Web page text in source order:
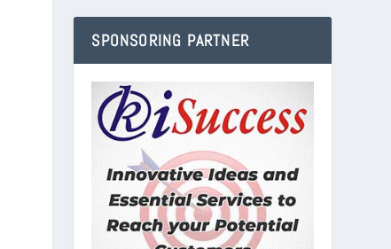
SPONSORING PARTNER